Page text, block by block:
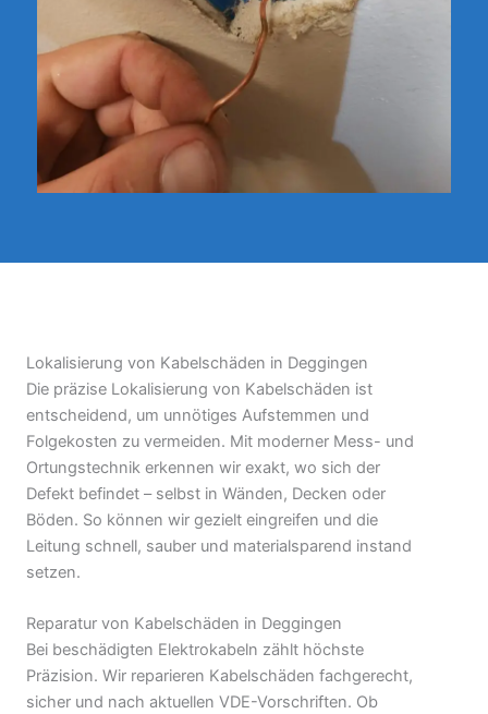
Lokalisierung von Kabelschäden in Deggingen
Die präzise Lokalisierung von Kabelschäden ist
entscheidend, um unnötiges Aufstemmen und
Folgekosten zu vermeiden. Mit moderner Mess- und
Ortungstechnik erkennen wir exakt, wo sich der
Defekt befindet – selbst in Wänden, Decken oder
Böden. So können wir gezielt eingreifen und die
Leitung schnell, sauber und materialsparend instand
setzen.
Reparatur von Kabelschäden in Deggingen
Bei beschädigten Elektrokabeln zählt höchste
Präzision. Wir reparieren Kabelschäden fachgerecht,
sicher und nach aktuellen VDE-Vorschriften. Ob